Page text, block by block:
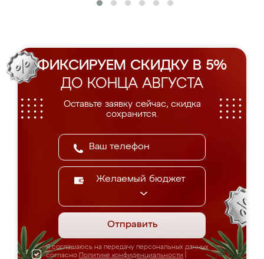
ФИКСИРУЕМ СКИДКУ В 5%
ДО КОНЦА АВГУСТА
Оставьте заявку сейчас, скидка
сохранится.
Желаемый бюджет
Отправить
Я соглашаюсь на передачу персональных данных
согласно Политике конфиденциальности